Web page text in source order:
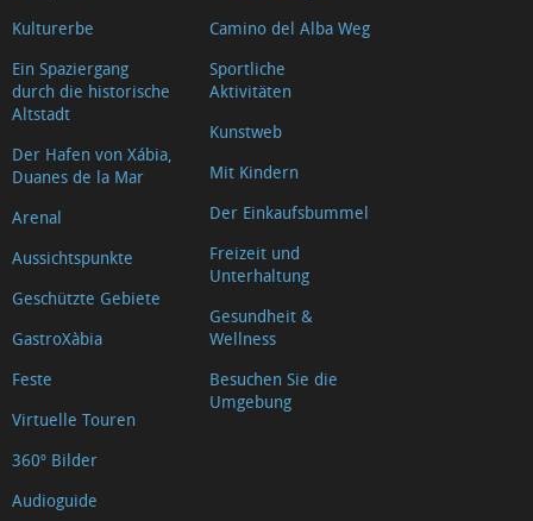
Kulturerbe
Ein Spaziergang
durch die historische
Altstadt
Der Hafen von Xábia,
Duanes de la Mar
Arenal
Aussichtspunkte
Geschützte Gebiete
GastroXàbia
Feste
Virtuelle Touren
360º Bilder
Audioguide
Camino del Alba Weg
Sportliche
Aktivitäten
Kunstweb
Mit Kindern
Der Einkaufsbummel
Freizeit und
Unterhaltung
Gesundheit &
Wellness
Besuchen Sie die
Umgebung